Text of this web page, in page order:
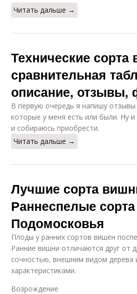
Читать дальше →
Технические сорта
сравнительная
описание, отзывы,
В первую очередь я напишу отзывы
которые у меня есть или были. Ну
и собираюсь приобрести.
Читать дальше →
Лучшие сорта
Раннеспелые
Подомосковья
Плоды у ранних сортов вишен
Ранние вишни отличаются друг от
сочностью, внешним видом дерева
характеристиками.
Возрождение